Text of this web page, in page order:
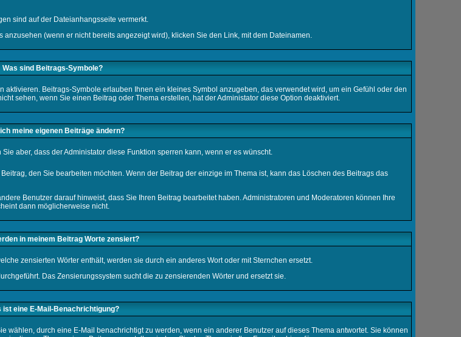
sind auf der Dateianhangsseite vermerkt.
(wenn er nicht bereits angezeigt wird), klicken Sie den Link, mit dem Dateinamen.
Was sind Beitrags-Symbole?
Beitrags-Symbole erlauben Ihnen ein kleines Symbol anzugeben, das verwendet wird, um ein Gefühl oder den
sehen, wenn Sie einen Beitrag oder Thema erstellen, hat der Administator diese Option deaktiviert.
meine eigenen Beiträge ändern?
aber, dass der Administator diese Funktion sperren kann, wenn er es wünscht.
den Sie bearbeiten möchten. Wenn der Beitrag der einzige im Thema ist, kann das Löschen des Beitrags das
Benutzer darauf hinweist, dass Sie Ihren Beitrag bearbeitet haben. Administratoren und Moderatoren können Ihre
dann möglicherweise nicht.
in meinem Beitrag Worte zensiert?
zensierten Wörter enthält, werden sie durch ein anderes Wort oder mit Sternchen ersetzt.
Das Zensierungssystem sucht die zu zensierenden Wörter und ersetzt sie.
ist eine E-Mail-Benachrichtigung?
durch eine E-Mail benachrichtigt zu werden, wenn ein anderer Benutzer auf dieses Thema antwortet. Sie können